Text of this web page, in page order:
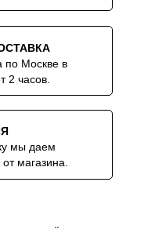
мы даем
магазина.
по Москве в
2 часов.